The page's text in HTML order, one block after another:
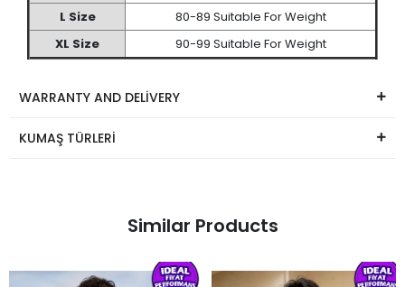
L Size
80-89 Suitable For Weight
XL Size
90-99 Suitable For Weight
WARRANTY AND DELİVERY
KUMAŞ TÜRLERİ
Similar Products